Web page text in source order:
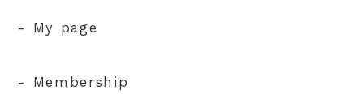
- My page
- Membership